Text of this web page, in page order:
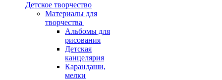
Детское творчество
Материалы для
творчества
Альбомы для
рисования
Детская
канцелярия
Карандаши,
мелки